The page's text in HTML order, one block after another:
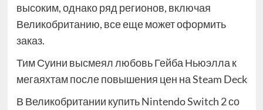
высоким, однако ряд регионов, включая
Великобританию, все еще может оформить
заказ.
Тим Суини высмеял любовь Гейба Ньюэлла к
мегаяхтам после повышения цен на Steam Deck
В Великобритании купить Nintendo Switch 2 со